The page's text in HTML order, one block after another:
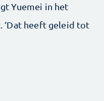
Yuemei in het
‘Dat heeft geleid tot